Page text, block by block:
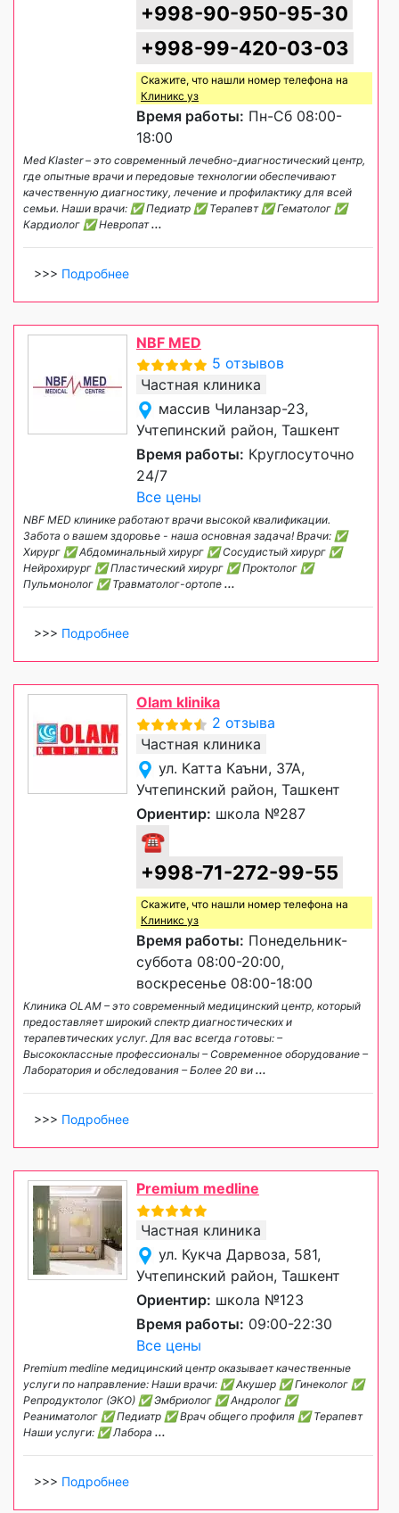
+998-90-950-95-30
+998-99-420-03-03
Скажите, что нашли номер телефона на
Клиникс уз
Время работы: Пн-Сб 08:00-
18:00
Med Klaster – это современный лечебно-диагностический центр,
где опытные врачи и передовые технологии обеспечивают
качественную диагностику, лечение и профилактику для всей
семьи. Наши врачи: ✅ Педиатр ✅ Терапевт ✅ Гематолог ✅
Кардиолог ✅ Невропат...
>>> Подробнее
NBF MED
5 отзывов
Частная клиника
массив Чиланзар-23,
Учтепинский район, Ташкент
Время работы: Круглосуточно
24/7
Все цены
NBF MED клинике работают врачи высокой квалификации.
Забота о вашем здоровье - наша основная задача! Врачи: ✅
Хирург ✅ Абдоминальный хирург ✅ Сосудистый хирург ✅
Нейрохирург ✅ Пластический хирург ✅ Проктолог ✅
Пульмонолог ✅ Травматолог-ортопе ...
>>> Подробнее
Olam klinika
2 отзыва
Частная клиника
ул. Катта Каъни, 37А,
Учтепинский район, Ташкент
Ориентир: школа №287
☎
+998-71-272-99-55
Скажите, что нашли номер телефона на
Клиникс уз
Время работы: Понедельник-
суббота 08:00-20:00,
воскресенье 08:00-18:00
Клиника OLAM – это современный медицинский центр, который
предоставляет широкий спектр диагностических и
терапевтических услуг. Для вас всегда готовы: –
Высококлассные профессионалы – Современное оборудование –
Лаборатория и обследования – Более 20 ви ...
>>> Подробнее
Premium medline
Частная клиника
ул. Кукча Дарвоза, 581,
Учтепинский район, Ташкент
Ориентир: школа №123
Время работы: 09:00-22:30
Все цены
Premium medline медицинский центр оказывает качественные
услуги по направление: Наши врачи: ✅ Акушер ✅ Гинеколог ✅
Репродуктолог (ЭКО) ✅ Эмбриолог ✅ Андролог ✅
Реаниматолог ✅ Педиатр ✅ Врач общего профиля ✅ Терапевт
Наши услуги: ✅ Лабора ...
>>> Подробнее